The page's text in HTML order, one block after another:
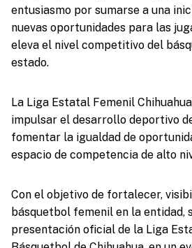
entusiasmo por sumarse a una
nuevas oportunidades para las
eleva el nivel competitivo del
estado.
La Liga Estatal Femenil
impulsar el desarrollo deportivo
fomentar la igualdad de
espacio de competencia de alto
Con el objetivo de fortalecer,
básquetbol femenil en la entidad,
presentación oficial de la Liga